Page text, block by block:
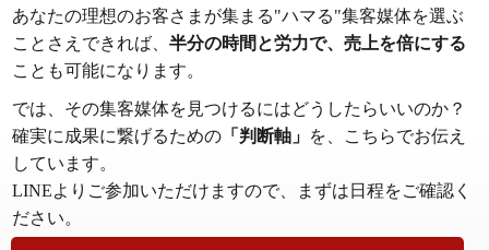
あなたの理想のお客さまが集まる"ハマる"集客媒体を選ぶ
ことさえできれば、 半分の時間と労力で、売上を倍にする
ことも可能になります。
では、その集客媒体を見つけるにはどうしたらいいのか？
確実に成果に繋げるための 「判断軸」 を、こちらでお伝え
しています。
LINEよりご参加いただけますので、まずは日程をご確認く
ださい。